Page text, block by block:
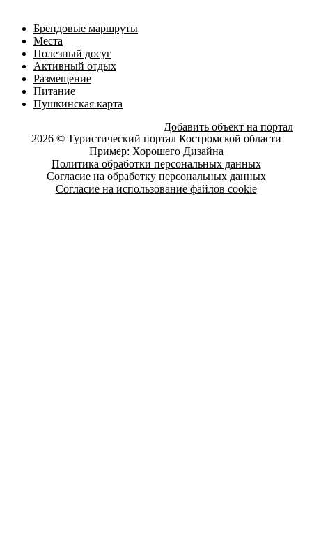
Брендовые маршруты
Места
Полезный досуг
Активный отдых
Размещение
Питание
Пушкинская карта
Добавить объект на портал
2026 © Туристический портал Костромской области
Пример: Хорошего Дизайна
Политика обработки персональных данных
Согласие на обработку персональных данных
Согласие на использование файлов cookie